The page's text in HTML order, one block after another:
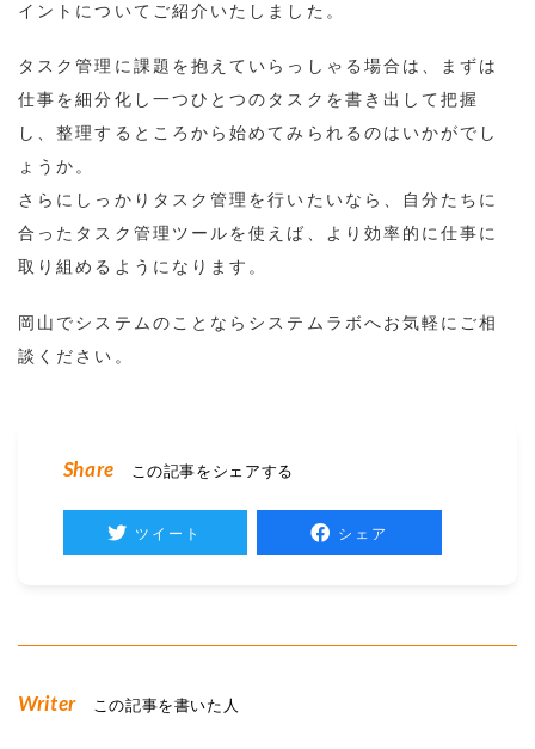
イントについてご紹介いたしました。
タスク管理に課題を抱えていらっしゃる場合は、まずは
仕事を細分化し一つひとつのタスクを書き出して把握
し、整理するところから始めてみられるのはいかがでし
ょうか。
さらにしっかりタスク管理を行いたいなら、自分たちに
合ったタスク管理ツールを使えば、より効率的に仕事に
取り組めるようになります。
岡山でシステムのことならシステムラボへお気軽にご相
談ください。
Share この記事をシェアする
ツイート シェア
Writerこの記事を書いた人